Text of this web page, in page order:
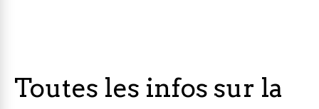
Toutes les infos sur la